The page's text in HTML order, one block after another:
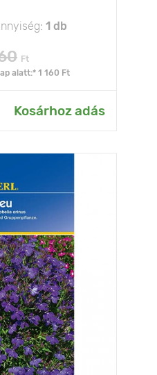
1 db
Ft
alatt:* 1 160 Ft
Kosárhoz adás